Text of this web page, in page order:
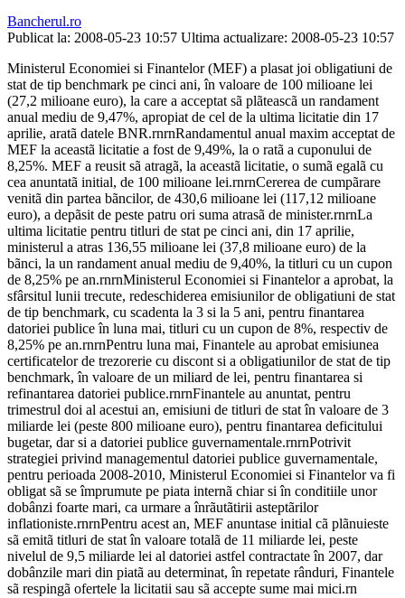
Bancherul.ro
Publicat la: 2008-05-23 10:57 Ultima actualizare: 2008-05-23 10:57
Ministerul Economiei si Finantelor (MEF) a plasat joi obligatiuni de
stat de tip benchmark pe cinci ani, în valoare de 100 milioane lei
(27,2 milioane euro), la care a acceptat sã plãteascã un randament
anual mediu de 9,47%, apropiat de cel de la ultima licitatie din 17
aprilie, aratã datele BNR.rnrnRandamentul anual maxim acceptat de
MEF la aceastã licitatie a fost de 9,49%, la o ratã a cuponului de
8,25%. MEF a reusit sã atragã, la aceastã licitatie, o sumã egalã cu
cea anuntatã initial, de 100 milioane lei.rnrnCererea de cumpãrare
venitã din partea bãncilor, de 430,6 milioane lei (117,12 milioane
euro), a depãsit de peste patru ori suma atrasã de minister.rnrnLa
ultima licitatie pentru titluri de stat pe cinci ani, din 17 aprilie,
ministerul a atras 136,55 milioane lei (37,8 milioane euro) de la
bãnci, la un randament anual mediu de 9,40%, la titluri cu un cupon
de 8,25% pe an.rnrnMinisterul Economiei si Finantelor a aprobat, la
sfârsitul lunii trecute, redeschiderea emisiunilor de obligatiuni de stat
de tip benchmark, cu scadenta la 3 si la 5 ani, pentru finantarea
datoriei publice în luna mai, titluri cu un cupon de 8%, respectiv de
8,25% pe an.rnrnPentru luna mai, Finantele au aprobat emisiunea
certificatelor de trezorerie cu discont si a obligatiunilor de stat de tip
benchmark, în valoare de un miliard de lei, pentru finantarea si
refinantarea datoriei publice.rnrnFinantele au anuntat, pentru
trimestrul doi al acestui an, emisiuni de titluri de stat în valoare de 3
miliarde lei (peste 800 milioane euro), pentru finantarea deficitului
bugetar, dar si a datoriei publice guvernamentale.rnrnPotrivit
strategiei privind managementul datoriei publice guvernamentale,
pentru perioada 2008-2010, Ministerul Economiei si Finantelor va fi
obligat sã se împrumute pe piata internã chiar si în conditiile unor
dobânzi foarte mari, ca urmare a înrãutãtirii asteptãrilor
inflationiste.rnrnPentru acest an, MEF anuntase initial cã plãnuieste
sã emitã titluri de stat în valoare totalã de 11 miliarde lei, peste
nivelul de 9,5 miliarde lei al datoriei astfel contractate în 2007, dar
dobânzile mari din piatã au determinat, în repetate rânduri, Finantele
sã respingã ofertele la licitatii sau sã accepte sume mai mici.rn